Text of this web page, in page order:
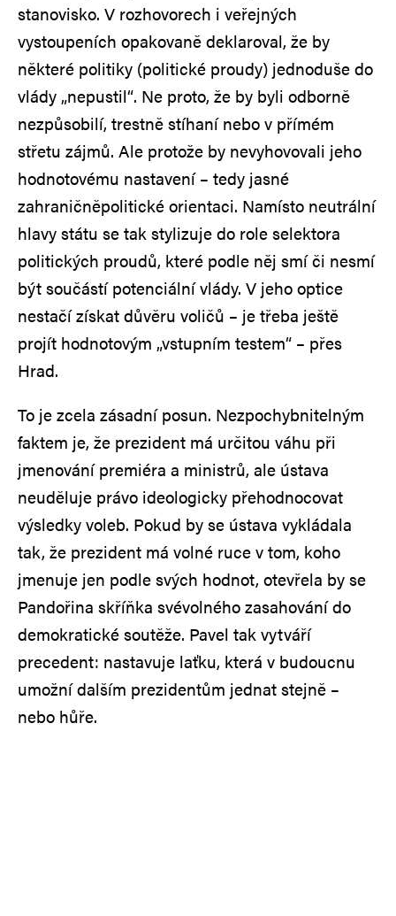
stanovisko. V rozhovorech i veřejných
vystoupeních opakovaně deklaroval, že by
některé politiky (politické proudy) jednoduše do
vlády „nepustil“. Ne proto, že by byli odborně
nezpůsobilí, trestně stíhaní nebo v přímém
střetu zájmů. Ale protože by nevyhovovali jeho
hodnotovému nastavení – tedy jasné
zahraničněpolitické orientaci. Namísto neutrální
hlavy státu se tak stylizuje do role selektora
politických proudů, které podle něj smí či nesmí
být součástí potenciální vlády. V jeho optice
nestačí získat důvěru voličů – je třeba ještě
projít hodnotovým „vstupním testem“ – přes
Hrad.
To je zcela zásadní posun. Nezpochybnitelným
faktem je, že prezident má určitou váhu při
jmenování premiéra a ministrů, ale ústava
neuděluje právo ideologicky přehodnocovat
výsledky voleb. Pokud by se ústava vykládala
tak, že prezident má volné ruce v tom, koho
jmenuje jen podle svých hodnot, otevřela by se
Pandořina skříňka svévolného zasahování do
demokratické soutěže. Pavel tak vytváří
precedent: nastavuje laťku, která v budoucnu
umožní dalším prezidentům jednat stejně –
nebo hůře.